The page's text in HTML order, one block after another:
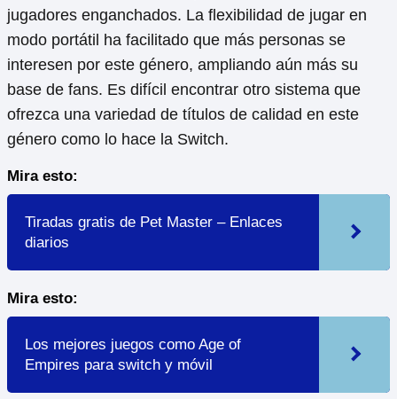
jugadores enganchados. La flexibilidad de jugar en
modo portátil ha facilitado que más personas se
interesen por este género, ampliando aún más su
base de fans. Es difícil encontrar otro sistema que
ofrezca una variedad de títulos de calidad en este
género como lo hace la Switch.
Mira esto:
Tiradas gratis de Pet Master – Enlaces
diarios
Mira esto:
Los mejores juegos como Age of
Empires para switch y móvil